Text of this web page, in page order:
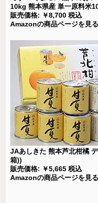
10kg 熊本県産 単一原料米
販売価格: ￥8,700 税込
Amazonの商品ページを見
JAあしきた 熊本芦北柑橘
箱))
販売価格: ￥5,665 税込
Amazonの商品ページを見